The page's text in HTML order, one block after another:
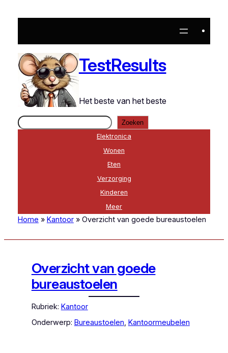
naar
inhoud
TestResults
Het beste van het beste
Zoeken
Zoeken
Elektronica
Wonen
Eten
Verzorging
Kinderen
Meer
Home » Kantoor »Overzicht van goede bureaustoelen
Overzicht van goede
bureaustoelen
Rubriek: Kantoor
Onderwerp: Bureaustoelen, Kantoormeubelen